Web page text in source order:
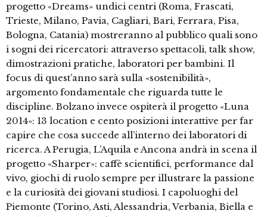
progetto «Dreams» undici centri (Roma, Frascati,
Trieste, Milano, Pavia, Cagliari, Bari, Ferrara, Pisa,
Bologna, Catania) mostreranno al pubblico quali sono
i sogni dei ricercatori: attraverso spettacoli, talk show,
dimostrazioni pratiche, laboratori per bambini. Il
focus di quest’anno sarà sulla «sostenibilità»,
argomento fondamentale che riguarda tutte le
discipline. Bolzano invece ospiterà il progetto «Luna
2014»: 13 location e cento posizioni interattive per far
capire che cosa succede all’interno dei laboratori di
ricerca. A Perugia, L’Aquila e Ancona andrà in scena il
progetto «Sharper»: caffè scientifici, performance dal
vivo, giochi di ruolo sempre per illustrare la passione
e la curiosità dei giovani studiosi. I capoluoghi del
Piemonte (Torino, Asti, Alessandria, Verbania, Biella e